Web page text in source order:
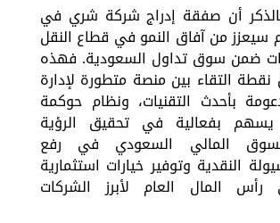
أن صفقة إدراج شركة شري في
من آفاق النمو في قطاع النقل
ضمن سوق تداول السعودية. فهذه
التقاء بين منصة متطورة لإدارة
بأحدث التقنيات، ونظام حوكمة
بفعالية في تحقيق الرؤية
المالي السعودي في رفع
النقدية وتوفير خيارات استثمارية
المال العام لأبرز الشركات